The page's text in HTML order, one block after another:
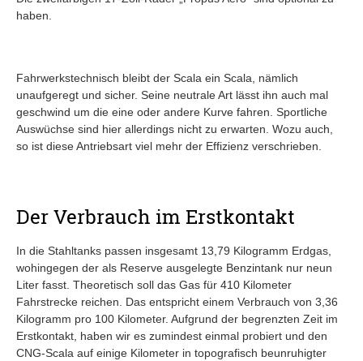
haben.
Fahrwerkstechnisch bleibt der Scala ein Scala, nämlich
unaufgeregt und sicher. Seine neutrale Art lässt ihn auch mal
geschwind um die eine oder andere Kurve fahren. Sportliche
Auswüchse sind hier allerdings nicht zu erwarten. Wozu auch,
so ist diese Antriebsart viel mehr der Effizienz verschrieben.
Der Verbrauch im Erstkontakt
In die Stahltanks passen insgesamt 13,79 Kilogramm Erdgas,
wohingegen der als Reserve ausgelegte Benzintank nur neun
Liter fasst. Theoretisch soll das Gas für 410 Kilometer
Fahrstrecke reichen. Das entspricht einem Verbrauch von 3,36
Kilogramm pro 100 Kilometer. Aufgrund der begrenzten Zeit im
Erstkontakt, haben wir es zumindest einmal probiert und den
CNG-Scala auf einige Kilometer in topografisch beunruhigter